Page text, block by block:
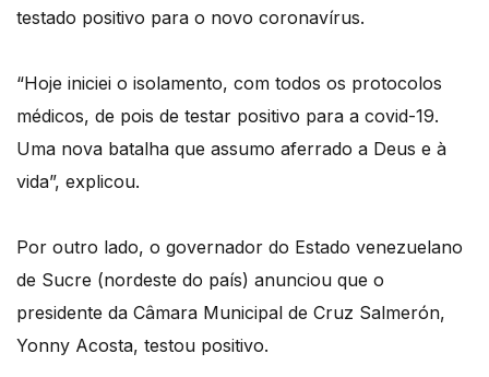
testado positivo para o novo coronavírus.
“Hoje iniciei o isolamento, com todos os protocolos
médicos, de pois de testar positivo para a covid-19.
Uma nova batalha que assumo aferrado a Deus e à
vida”, explicou.
Por outro lado, o governador do Estado venezuelano
de Sucre (nordeste do país) anunciou que o
presidente da Câmara Municipal de Cruz Salmerón,
Yonny Acosta, testou positivo.